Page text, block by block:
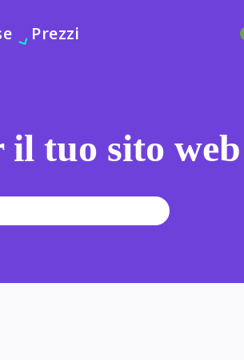
Prezzi
il tuo sito web